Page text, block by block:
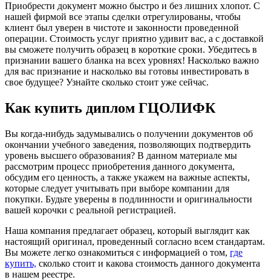
Приобрести документ можно быстро и без лишних хлопот. С
нашей фирмой все этапы сделки отрегулированы, чтобы
клиент был уверен в чистоте и законности проведенной
операции. Стоимость услуг приятно удивит вас, а с доставкой
вы сможете получить образец в короткие сроки. Убедитесь в
признании вашего бланка на всех уровнях! Насколько важно
для вас признание и насколько вы готовы инвестировать в
свое будущее? Узнайте сколько стоит уже сейчас.
Как купить диплом ГЦОЛИФК
Вы когда-нибудь задумывались о получении документов об
окончании учебного заведения, позволяющих подтвердить
уровень высшего образования? В данном материале мы
рассмотрим процесс приобретения данного документа,
обсудим его ценность, а также укажем на важные аспекты,
которые следует учитывать при выборе компании для
покупки. Будьте уверены в подлинности и оригинальности
вашей корочки с реальной регистрацией.
Наша компания предлагает образец, который выглядит как
настоящий оригинал, проведенный согласно всем стандартам.
Вы можете легко ознакомиться с информацией о том, где
купить, сколько стоит и какова стоимость данного документа
в нашем реестре.